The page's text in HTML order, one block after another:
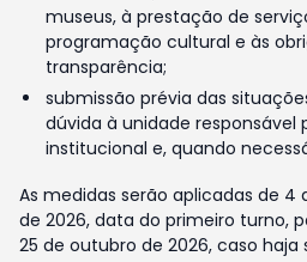
museus, à prestação de
programação cultural e às
transparência;
submissão prévia das
dúvida à unidade
institucional e, quando
As medidas serão aplicadas de 4
de 2026, data do primeiro turno,
25 de outubro de 2026, caso haja